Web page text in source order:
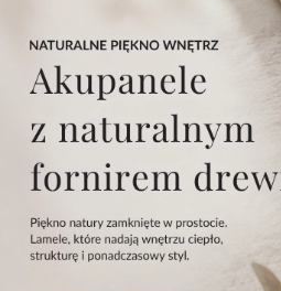
zaloguj się, aby przywrócić
z poprzedniej